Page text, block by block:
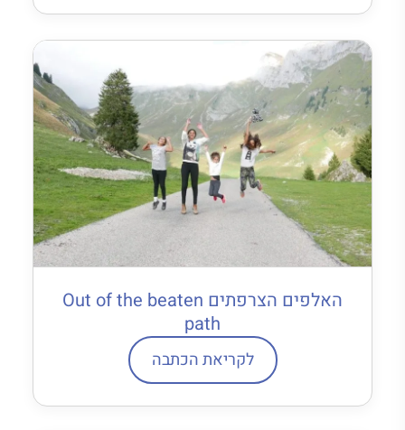
האלפים הצרפתים Out of the beaten
path
לקריאת הכתבה